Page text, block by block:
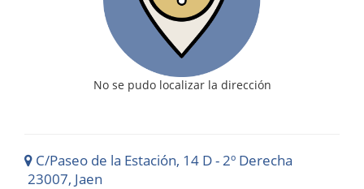
No se pudo localizar la dirección
C/Paseo de la Estación, 14 D - 2º Derecha
23007, Jaen